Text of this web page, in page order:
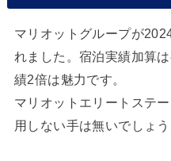
マリオットグループが
れました。宿泊実績加算
績2倍は魅力です。
マリオットエリートステ
用しない手は無いでしょう